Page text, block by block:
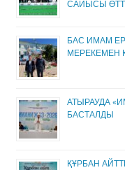
САЙЫСЫ
БАС ИМАМ
МЕРЕКЕМЕН
АТЫРАУДА
БАСТАЛДЫ
ҚҰРБАН